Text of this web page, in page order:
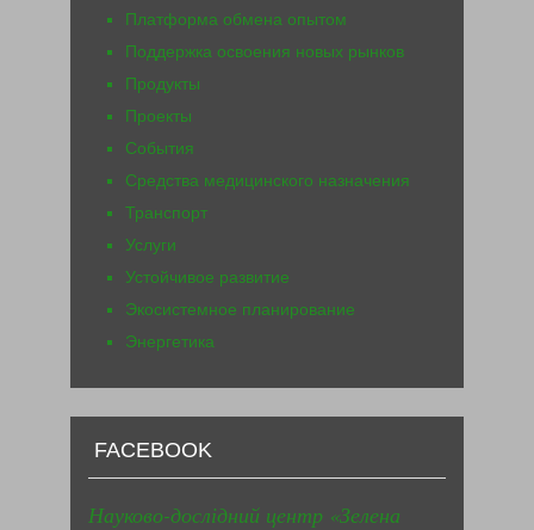
Платформа обмена опытом
Поддержка освоения новых рынков
Продукты
Проекты
События
Средства медицинского назначения
Транспорт
Услуги
Устойчивое развитие
Экосистемное планирование
Энергетика
FACEBOOK
Науково-дослідний центр «Зелена